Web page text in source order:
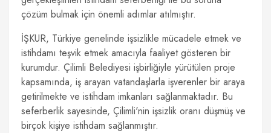
çözüm bulmak için önemli adımlar atılmıştır.
İŞKUR, Türkiye genelinde işsizlikle mücadele etmek ve
istihdamı teşvik etmek amacıyla faaliyet gösteren bir
kurumdur. Çilimli Belediyesi işbirliğiyle yürütülen proje
kapsamında, iş arayan vatandaşlarla işverenler bir araya
getirilmekte ve istihdam imkanları sağlanmaktadır. Bu
seferberlik sayesinde, Çilimli'nin işsizlik oranı düşmüş ve
birçok kişiye istihdam sağlanmıştır.